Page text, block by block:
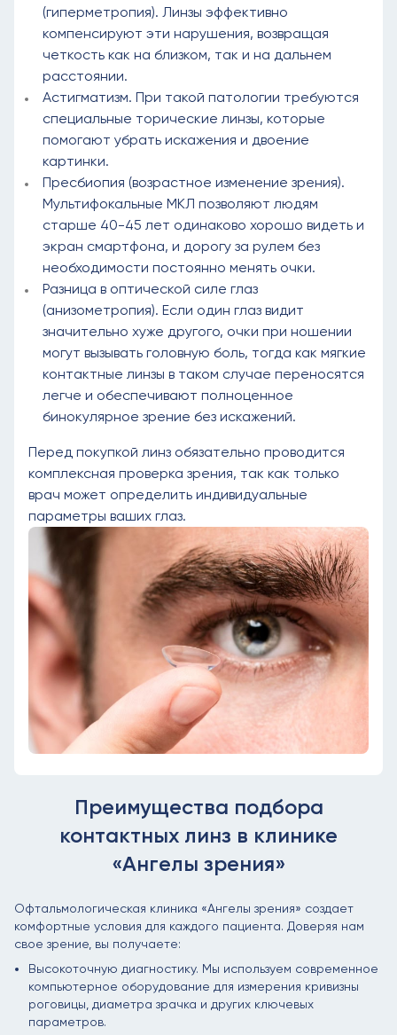
(гиперметропия). Линзы эффективно
компенсируют эти нарушения, возвращая
четкость как на близком, так и на дальнем
расстоянии.
Астигматизм. При такой патологии требуются
специальные торические линзы, которые
помогают убрать искажения и двоение
картинки.
Пресбиопия (возрастное изменение зрения).
Мультифокальные МКЛ позволяют людям
старше 40-45 лет одинаково хорошо видеть и
экран смартфона, и дорогу за рулем без
необходимости постоянно менять очки.
Разница в оптической силе глаз
(анизометропия). Если один глаз видит
значительно хуже другого, очки при ношении
могут вызывать головную боль, тогда как мягкие
контактные линзы в таком случае переносятся
легче и обеспечивают полноценное
бинокулярное зрение без искажений.
Перед покупкой линз обязательно проводится
комплексная проверка зрения, так как только
врач может определить индивидуальные
параметры ваших глаз.
Преимущества подбора
контактных линз в клинике
«Ангелы зрения»
Офтальмологическая клиника «Ангелы зрения» создает
комфортные условия для каждого пациента. Доверяя нам
свое зрение, вы получаете:
Высокоточную диагностику. Мы используем современное
компьютерное оборудование для измерения кривизны
роговицы, диаметра зрачка и других ключевых
параметров.